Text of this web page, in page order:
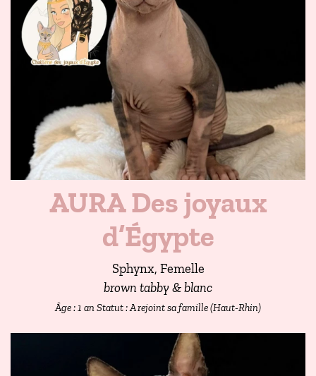
AURA Des joyaux
d’Égypte
Sphynx, Femelle
brown tabby & blanc
Âge : 1 anStatut : A rejoint sa famille (Haut-Rhin)